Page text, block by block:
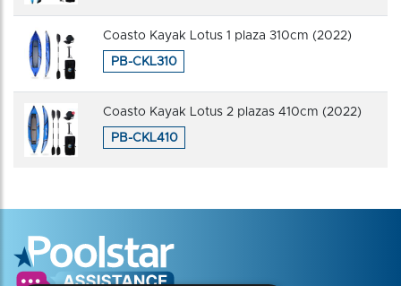
Coasto Kayak Lotus 1 plaza 310cm (2022)
PB-CKL310
Coasto Kayak Lotus 2 plazas 410cm (2022)
PB-CKL410